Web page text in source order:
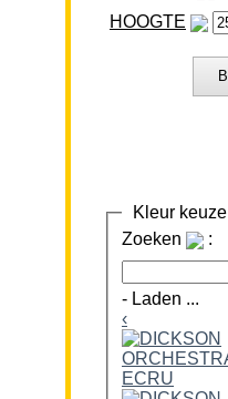
HOOGTE
Kleur keuze
Zoeken
:
- Laden ...
‹